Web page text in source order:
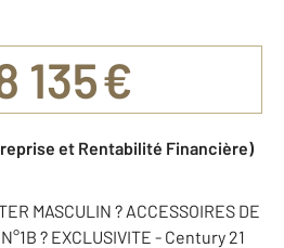
135 €
et Rentabilité Financière)
MASCULIN ? ACCESSOIRES DE
? EXCLUSIVITE - Century 21